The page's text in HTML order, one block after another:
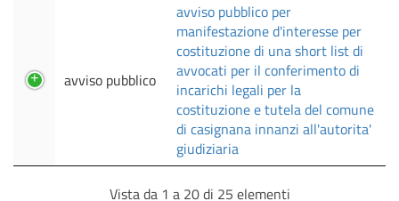
avviso pubblico
avviso pubblico per
manifestazione d'interesse per
costituzione di una short list di
avvocati per il conferimento di
incarichi legali per la
costituzione e tutela del comune
di casignana innanzi all'autorita'
giudiziaria
Vista da 1 a 20 di 25 elementi